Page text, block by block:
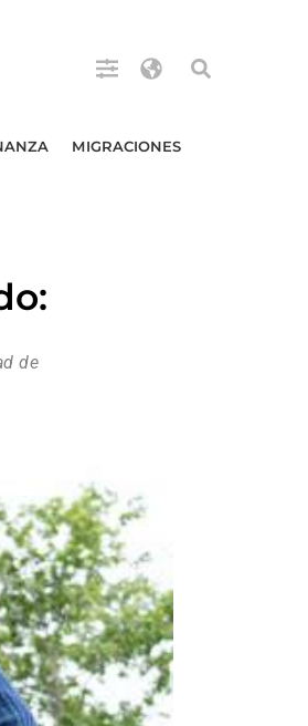
MIGRACIONES
de